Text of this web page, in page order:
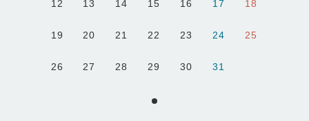
12 13 14 15 16 17 18
19 20 21 22 23 24 25
26 27 28 29 30 31